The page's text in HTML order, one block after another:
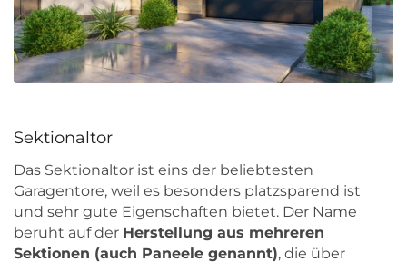
Sektionaltor
Das Sektionaltor ist eins der beliebtesten
Garagentore, weil es besonders platzsparend ist
und sehr gute Eigenschaften bietet. Der Name
beruht auf der Herstellung aus mehreren
Sektionen (auch Paneele genannt), die über